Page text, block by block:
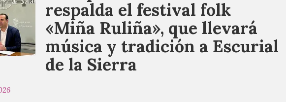
respalda el festival folk
«Miña Ruliña», que llevará
música y tradición a Escurial
de la Sierra